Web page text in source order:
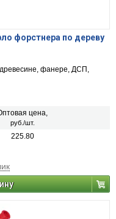
форстнера по дереву
древесине, фанере, ДСП,
цена,
руб./шт.
225.80